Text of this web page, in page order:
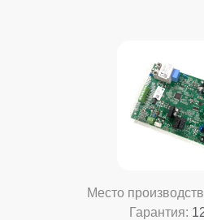
Место
Гарантия: